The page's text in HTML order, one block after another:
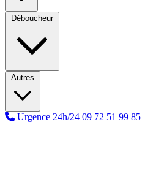
Déboucheur
Autres
Urgence 24h/24 09 72 51 99 85